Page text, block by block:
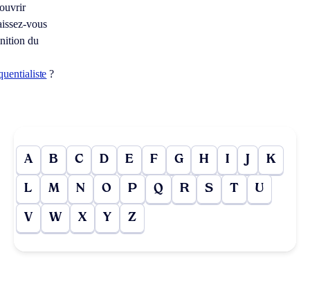
vous
du
?
A B C D E F G H I J K
L M N O P Q R S T U
V W X Y Z